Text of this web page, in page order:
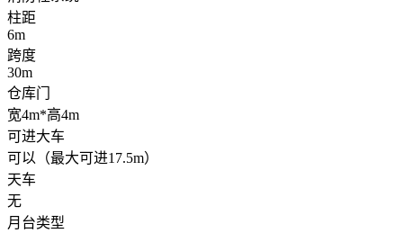
柱距
6m
跨度
30m
仓库门
宽4m*高4m
可进大车
可以（最大可进17.5m）
天车
无
月台类型